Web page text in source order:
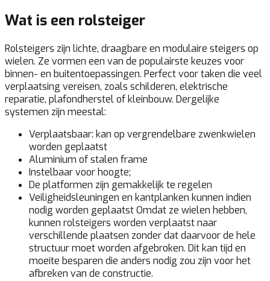
Wat is een rolsteiger
Rolsteigers zijn lichte, draagbare en modulaire steigers op
wielen. Ze vormen een van de populairste keuzes voor
binnen- en buitentoepassingen. Perfect voor taken die veel
verplaatsing vereisen, zoals schilderen, elektrische
reparatie, plafondherstel of kleinbouw. Dergelijke
systemen zijn meestal:
Verplaatsbaar: kan op vergrendelbare zwenkwielen
worden geplaatst
Aluminium of stalen frame
Instelbaar voor hoogte;
De platformen zijn gemakkelijk te regelen
Veiligheidsleuningen en kantplanken kunnen indien
nodig worden geplaatst Omdat ze wielen hebben,
kunnen rolsteigers worden verplaatst naar
verschillende plaatsen zonder dat daarvoor de hele
structuur moet worden afgebroken. Dit kan tijd en
moeite besparen die anders nodig zou zijn voor het
afbreken van de constructie.